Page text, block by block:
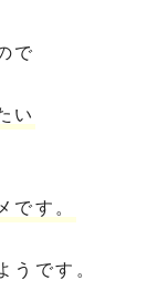
で
い
です。
うです。